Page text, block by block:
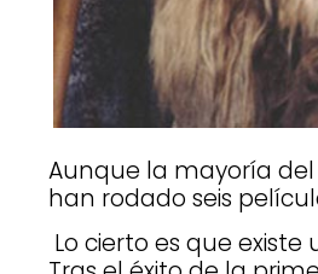
Aunque la mayoría
han rodado seis
Lo cierto es que